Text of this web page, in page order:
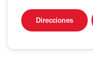
Direcciones